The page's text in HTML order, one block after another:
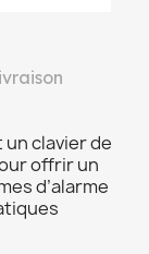
un clavier de
offrir un
d’alarme